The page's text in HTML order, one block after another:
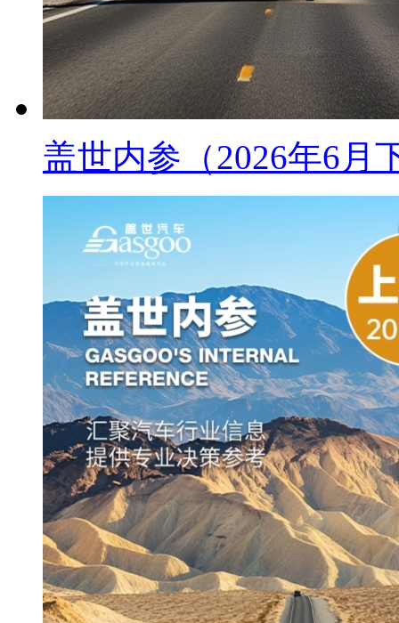
盖世内参（2026年6月